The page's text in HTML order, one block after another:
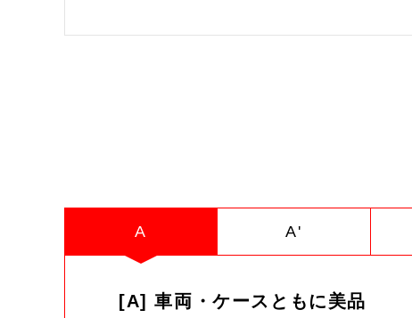
A A'
[A] 車両・ケースともに美品